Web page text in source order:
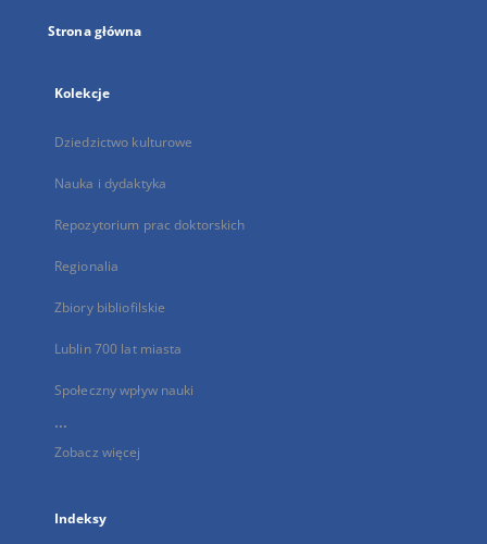
Strona główna
Kolekcje
Dziedzictwo kulturowe
Nauka i dydaktyka
Repozytorium prac doktorskich
Regionalia
Zbiory bibliofilskie
Lublin 700 lat miasta
Społeczny wpływ nauki
...
Zobacz więcej
Indeksy